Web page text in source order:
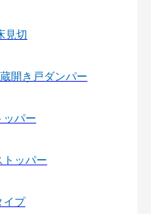
見切
開き戸ダンパー
ッパー
トッパー
イプ